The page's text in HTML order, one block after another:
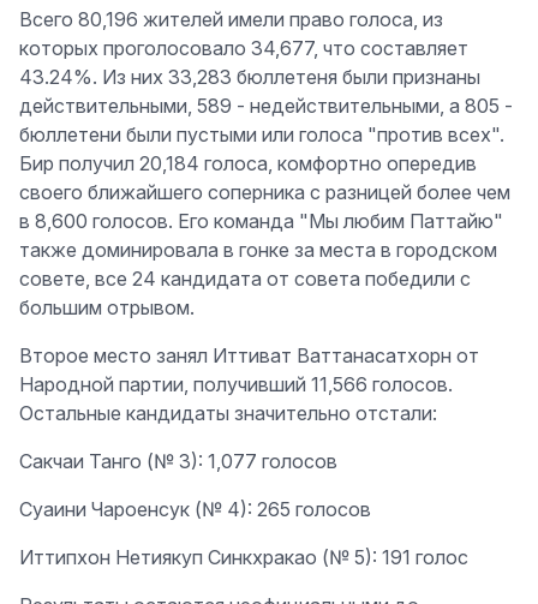
Всего 80,196 жителей имели право голоса, из
которых проголосовало 34,677, что составляет
43.24%. Из них 33,283 бюллетеня были признаны
действительными, 589 - недействительными, а 805 -
бюллетени были пустыми или голоса "против всех".
Бир получил 20,184 голоса, комфортно опередив
своего ближайшего соперника с разницей более чем
в 8,600 голосов. Его команда "Мы любим Паттайю"
также доминировала в гонке за места в городском
совете, все 24 кандидата от совета победили с
большим отрывом.
Второе место занял Иттиват Ваттанасатхорн от
Народной партии, получивший 11,566 голосов.
Остальные кандидаты значительно отстали:
Сакчаи Танго (№ 3): 1,077 голосов
Суаини Чароенсук (№ 4): 265 голосов
Иттипхон Нетиякуп Синкхракао (№ 5): 191 голос